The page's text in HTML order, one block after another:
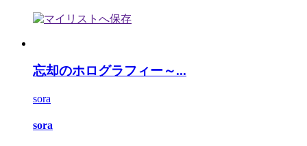
忘却のホログラフィー～...
sora
sora